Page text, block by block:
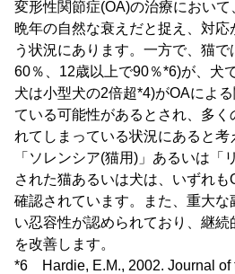
変形性関節症(OA)の治療におい
晩年の自然な衰えだと捉え、対応
う状況にあります。一方で、猫
60％、12歳以上で90％*6)が、犬
犬は小型犬の2倍超*4)がOAによ
ている可能性があるとされ、多く
れてしまっている状況にあると考
「ソレンシア(猫用)」あるいは「
された猫あるいは犬は、いずれ
確認されています。また、重大
い忍容性が認められており、継
を改善します。
*6 Hardie, E.M., 2002. Journal of